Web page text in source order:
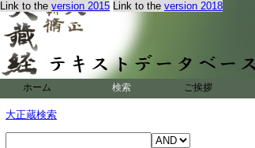
Link to the version 2015 Link to the version 2018
ホーム 検索 ご挨拶
大正蔵検索